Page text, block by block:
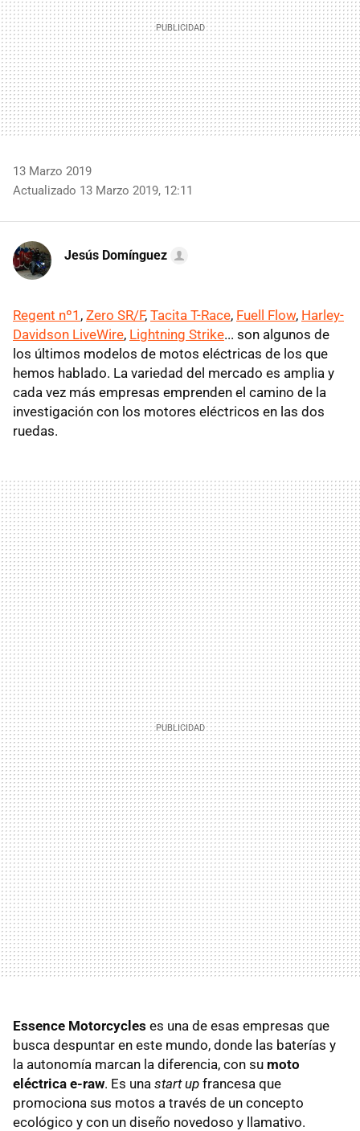
13 Marzo 2019
Actualizado 13 Marzo 2019, 12:11
Jesús Domínguez
Regent nº1 , Zero SR/F, Tacita T-Race, Fuell Flow, Harley-
Davidson LiveWire, Lightning Strike... son algunos de
los últimos modelos de motos eléctricas de los que
hemos hablado. La variedad del mercado es amplia y
cada vez más empresas emprenden el camino de la
investigación con los motores eléctricos en las dos
ruedas.
Essence Motorcycles es una de esas empresas que
busca despuntar en este mundo, donde las baterías y
la autonomía marcan la diferencia, con su moto
eléctrica e-raw. Es una start up francesa que
promociona sus motos a través de un concepto
ecológico y con un diseño novedoso y llamativo.